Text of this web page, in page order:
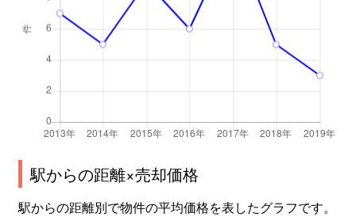
駅からの距離×売却価格
駅からの距離別で物件の平均価格を表したグラフです。